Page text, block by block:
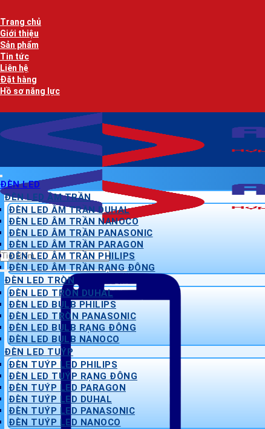
qua
nội
dung
Trang chủ
Giới thiệu
Sản phẩm
Tin tức
Liên hệ
Đặt hàng
Hồ sơ năng lực
Tìm
kiếm:
ĐÈN LED
ĐÈN LED ÂM TRẦN
ĐÈN LED ÂM TRẦN DUHAL
ĐÈN LED ÂM TRẦN NANOCO
ĐÈN LED ÂM TRẦN PANASONIC
ĐÈN LED ÂM TRẦN PARAGON
ĐÈN LED ÂM TRẦN PHILIPS
ĐÈN LED ÂM TRẦN RẠNG ĐÔNG
ĐÈN LED TRÒN
ĐÈN LED TRÒN DUHAL
ĐÈN LED BULB PHILIPS
ĐÈN LED TRÒN PANASONIC
ĐÈN LED BULB RẠNG ĐÔNG
ĐÈN LED BULB NANOCO
ĐÈN LED TUÝP
ĐÈN TUÝP LED PHILIPS
ĐÈN LED TUÝP RẠNG ĐÔNG
ĐÈN TUÝP LED PARAGON
ĐÈN TUÝP LED DUHAL
ĐÈN TUÝP LED PANASONIC
ĐÈN TUÝP LED NANOCO